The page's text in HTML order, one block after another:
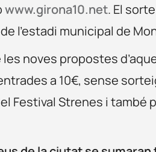
www.girona10.net. El
l’estadi municipal de
noves propostes
a 10€, sense
Festival Strenes i també